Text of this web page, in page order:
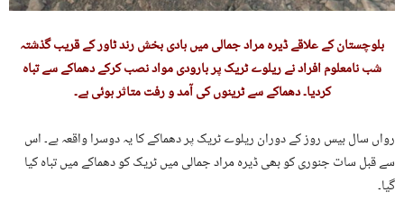
بلوچستان کے علاقے ڈیرہ مراد جمالی میں ہادی بخش رند ٹاور کے قریب گذشتہ
شب نامعلوم افراد نے ریلوے ٹریک پر بارودی مواد نصب کرکے دھماکے سے تباہ
کردیا۔ دھماکے سے ٹرینوں کی آمد و رفت متاثر ہوئی ہے۔
رواں سال بیس روز کے دوران ریلوے ٹریک پر دھماکے کا یہ دوسرا واقعہ ہے۔ اس
سے قبل سات جنوری کو بھی ڈیرہ مراد جمالی میں ٹریک کو دھماکے میں تباہ کیا
گیا۔